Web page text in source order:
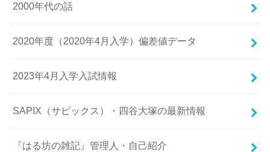
2000年代の話
2020年度（2020年4月入学）偏差値データ
2023年4月入学入試情報
SAPIX（サピックス）・四谷大塚の最新情報
『はる坊の雑記』管理人・自己紹介